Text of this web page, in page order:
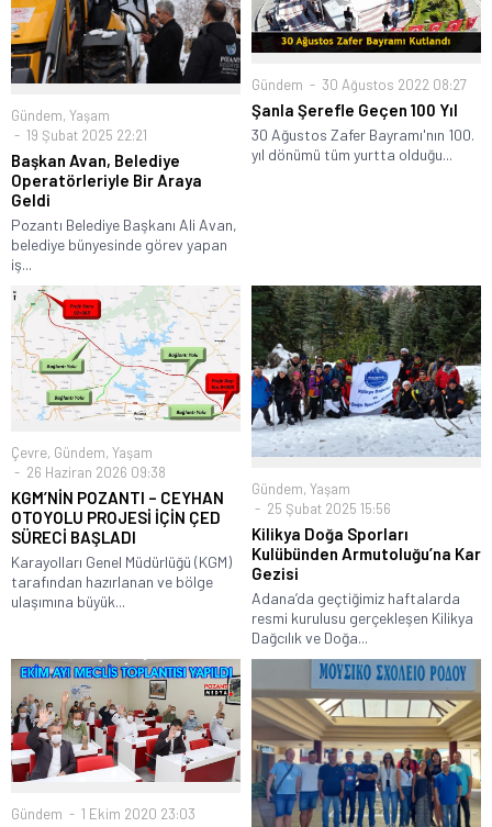
Gündem, Yaşam
19 Şubat 2025 22:21
Başkan Avan, Belediye
Operatörleriyle Bir Araya
Geldi
Pozantı Belediye Başkanı Ali Avan,
belediye bünyesinde görev yapan
iş...
Gündem 30 Ağustos 2022 08:27
Şanla Şerefle Geçen 100 Yıl
30 Ağustos Zafer Bayramı'nın 100.
yıl dönümü tüm yurtta olduğu...
Çevre, Gündem, Yaşam
26 Haziran 2026 09:38
KGM’NİN POZANTI – CEYHAN
OTOYOLU PROJESİ İÇİN ÇED
SÜRECİ BAŞLADI
Karayolları Genel Müdürlüğü (KGM)
tarafından hazırlanan ve bölge
ulaşımına büyük...
Gündem, Yaşam
25 Şubat 2025 15:56
Kilikya Doğa Sporları
Kulübünden Armutoluğu’na Kar
Gezisi
Adana’da geçtiğimiz haftalarda
resmi kurulusu gerçekleşen Kilikya
Dağcılık ve Doğa...
Gündem 1 Ekim 2020 23:03